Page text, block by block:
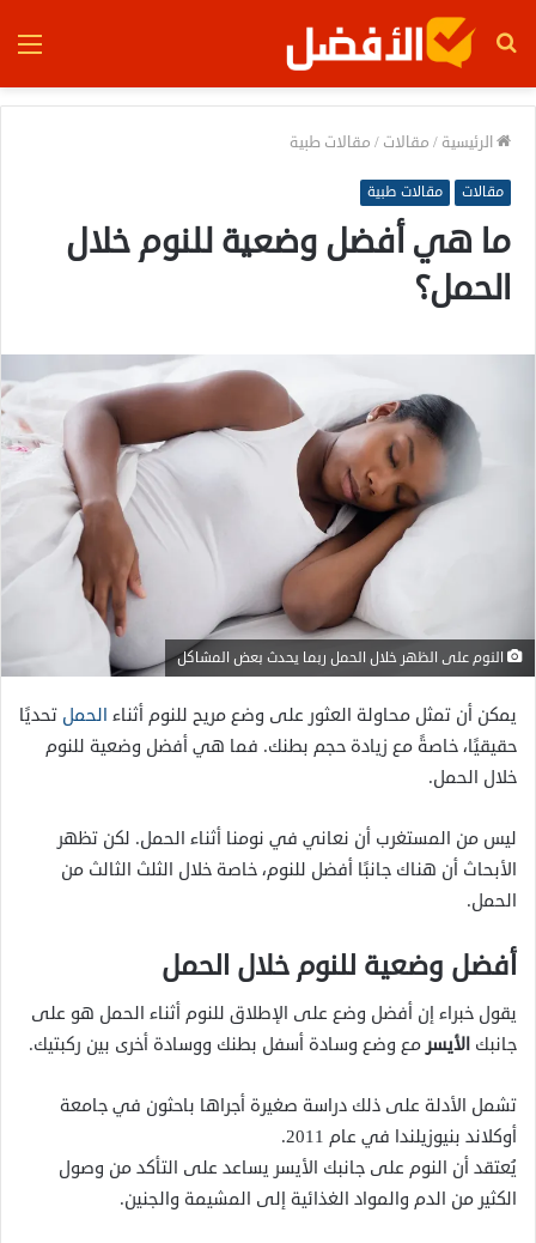
بحث
الرئيسية / مقالات / مقالات طبية
مقالات مقالات طبية
ما هي أفضل وضعية للنوم خلال
الحمل؟
النوم على الظهر خلال الحمل ربما يحدث بعض المشاكل
يمكن أن تمثل محاولة العثور على وضع مريح للنوم أثناء الحمل تحديًا
حقيقيًا، خاصةً مع زيادة حجم بطنك. فما هي أفضل وضعية للنوم
خلال الحمل.
ليس من المستغرب أن نعاني في نومنا أثناء الحمل. لكن تظهر
الأبحاث أن هناك جانبًا أفضل للنوم، خاصة خلال الثلث الثالث من
الحمل.
أفضل وضعية للنوم خلال الحمل
يقول خبراء إن أفضل وضع على الإطلاق للنوم أثناء الحمل هو على
جانبك الأيسر مع وضع وسادة أسفل بطنك ووسادة أخرى بين ركبتيك.
تشمل الأدلة على ذلك دراسة صغيرة أجراها باحثون في جامعة
أوكلاند بنيوزيلندا في عام 2011.
يُعتقد أن النوم على جانبك الأيسر يساعد على التأكد من وصول
الكثير من الدم والمواد الغذائية إلى المشيمة والجنين.